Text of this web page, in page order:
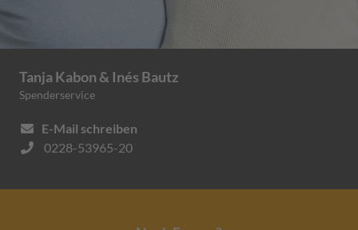
Tanja Kabon & Inés Bautz
Spenderservice
E-Mail schreiben
0228-53965-20